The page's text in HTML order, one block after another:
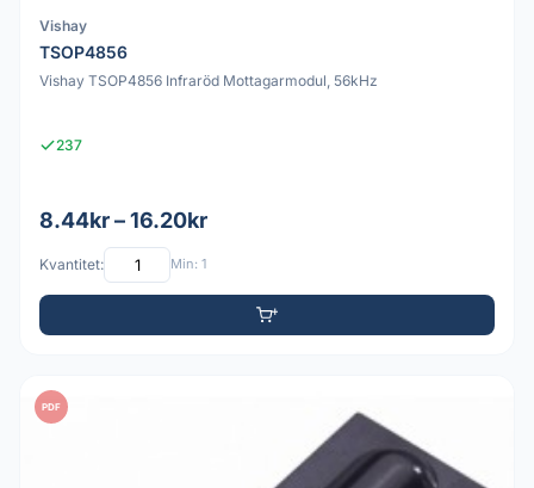
Vishay
TSOP4856
Vishay TSOP4856 Infraröd Mottagarmodul, 56kHz
237
8.44kr – 16.20kr
Kvantitet: Min: 1
PDF